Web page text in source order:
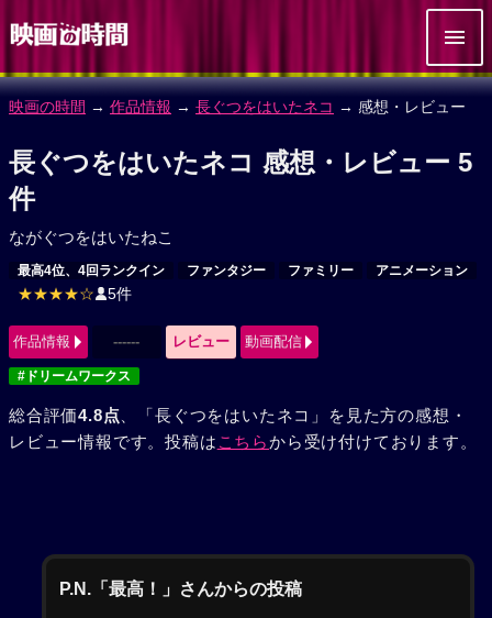
映画の時間 → 作品情報 → 長ぐつをはいたネコ → 感想・レビュー
長ぐつをはいたネコ 感想・レビュー 5
件
ながぐつをはいたねこ
最高4位、4回ランクイン ファンタジー ファミリー アニメーション
★★★★☆ 5件
作品情報 ------ レビュー 動画配信
#ドリームワークス
総合評価4.8点 、「長ぐつをはいたネコ」を見た方の感想・
レビュー情報です。投稿は こちらから受け付けております。
P.N.「最高！」さんからの投稿